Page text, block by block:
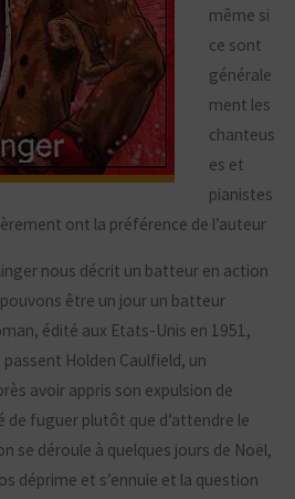
même si
ce sont
générale
ment les
chanteus
es et
pianistes
ont la préférence de l’auteur
nous décrit un batteur en action
être un jour un batteur
édité aux Etats-Unis en 1951,
Holden Caulfield, un
avoir appris son expulsion de
de fuguer plutôt que d’attendre le
se déroule à quelques jours de Noël,
déprime et s’ennuie et la question